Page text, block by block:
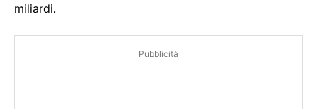
miliardi.
Pubblicità